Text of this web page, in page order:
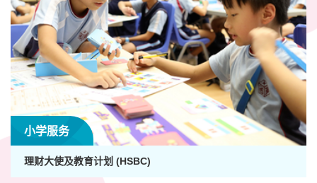
小学服务
理财大使及教育计划 (HSBC)